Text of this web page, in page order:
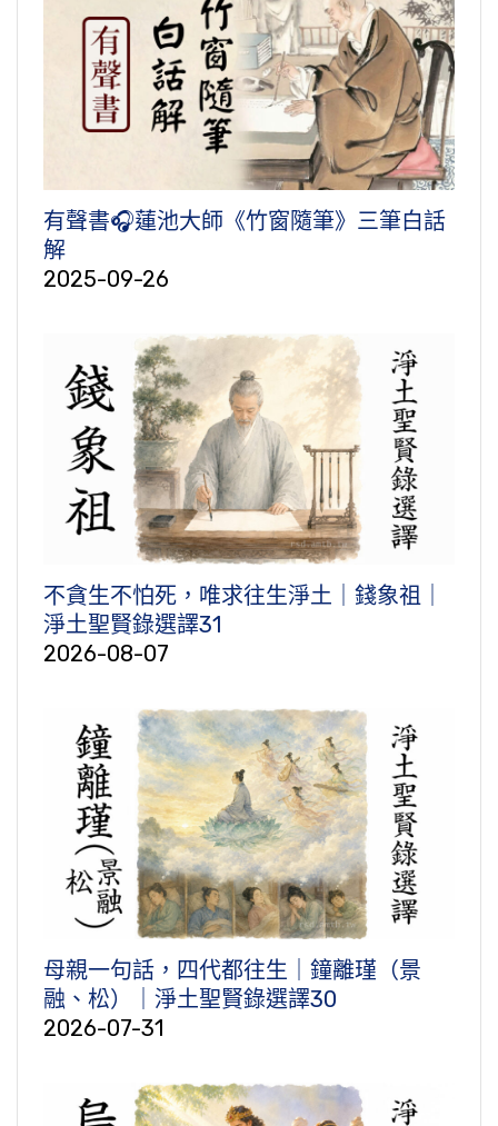
有聲書🎧蓮池大師《竹窗隨筆》三筆白話
解
2025-09-26
不貪生不怕死，唯求往生淨土｜錢象祖｜
淨土聖賢錄選譯31
2026-08-07
母親一句話，四代都往生｜鐘離瑾（景
融、松）｜淨土聖賢錄選譯30
2026-07-31